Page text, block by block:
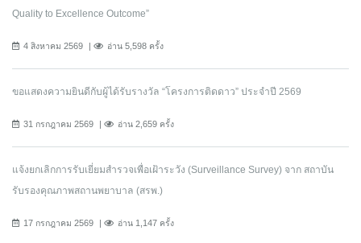
Quality to Excellence Outcome”
4 สิงหาคม 2569 อ่าน 5,598 ครั้ง
ขอแสดงความยินดีกับผู้ได้รับรางวัล “โครงการติดดาว” ประจำปี 2569
31 กรกฎาคม 2569 อ่าน 2,659 ครั้ง
แจ้งยกเลิกการรับเยี่ยมสำรวจเพื่อเฝ้าระวัง (Surveillance Survey) จาก สถาบัน
รับรองคุณภาพสถานพยาบาล (สรพ.)
17 กรกฎาคม 2569 อ่าน 1,147 ครั้ง